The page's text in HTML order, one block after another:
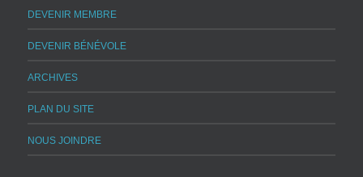
DEVENIR MEMBRE
DEVENIR BÉNÉVOLE
ARCHIVES
PLAN DU SITE
NOUS JOINDRE